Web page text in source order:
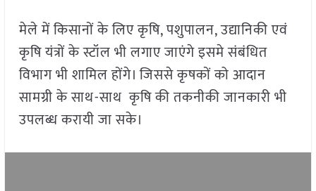
मेले में किसानों के लिए कृषि, पशुपालन, उद्यानिकी एवं
कृषि यंत्रों के स्टॉल भी लगाए जाएंगे इसमे संबंधित
विभाग भी शामिल होंगे। जिससे कृषकों को आदान
सामग्री के साथ-साथ कृषि की तकनीकी जानकारी भी
उपलब्ध करायी जा सके।